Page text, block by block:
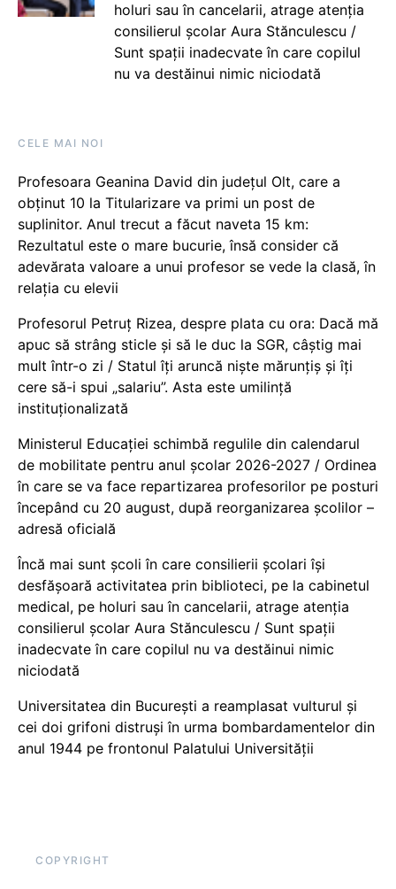
holuri sau în cancelarii, atrage atenția
consilierul școlar Aura Stănculescu /
Sunt spații inadecvate în care copilul
nu va destăinui nimic niciodată
CELE MAI NOI
Profesoara Geanina David din județul Olt, care a
obținut 10 la Titularizare va primi un post de
suplinitor. Anul trecut a făcut naveta 15 km:
Rezultatul este o mare bucurie, însă consider că
adevărata valoare a unui profesor se vede la clasă, în
relația cu elevii
Profesorul Petruț Rizea, despre plata cu ora: Dacă mă
apuc să strâng sticle și să le duc la SGR, câștig mai
mult într-o zi / Statul îți aruncă niște mărunțiș și îți
cere să-i spui „salariu”. Asta este umilință
instituționalizată
Ministerul Educației schimbă regulile din calendarul
de mobilitate pentru anul școlar 2026-2027 / Ordinea
în care se va face repartizarea profesorilor pe posturi
începând cu 20 august, după reorganizarea școlilor –
adresă oficială
Încă mai sunt școli în care consilierii școlari își
desfășoară activitatea prin biblioteci, pe la cabinetul
medical, pe holuri sau în cancelarii, atrage atenția
consilierul școlar Aura Stănculescu / Sunt spații
inadecvate în care copilul nu va destăinui nimic
niciodată
Universitatea din București a reamplasat vulturul și
cei doi grifoni distruși în urma bombardamentelor din
anul 1944 pe frontonul Palatului Universității
COPYRIGHT